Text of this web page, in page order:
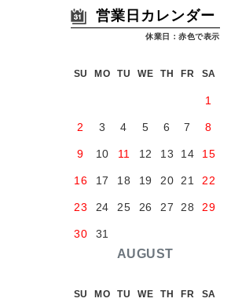
営業日カレンダー
休業日：赤色で表示
AUGUST
SU MO TU WE TH FR SA
1
2 3 4 5 6 7 8
9 10 11 12 13 14 15
16 17 18 19 20 21 22
23 24 25 26 27 28 29
30 31
SU MO TU WE TH FR SA